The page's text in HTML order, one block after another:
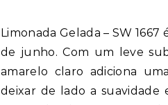
Limonada Gelada – SW 1667 é a cor escolhida pela Sherwin-Williams para o mês
de junho. Com um leve
amarelo claro adiciona
deixar de lado a suavidade